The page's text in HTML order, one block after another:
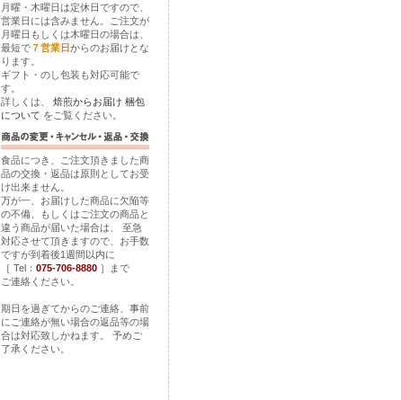
月曜・木曜日は定休日ですので、
営業日には含みません。ご注文が
月曜日もしくは木曜日の場合は、
最短で ７営業日からのお届けとな
ります。
ギフト・のし包装も対応可能で
す。
詳しくは、 焙煎からお届け 梱包
について をご覧ください。
食品につき、ご注文頂きました商
品の交換・返品は原則としてお受
け出来ません。
万が一、お届けした商品に欠陥等
の不備、もしくはご注文の商品と
違う商品が届いた場合は、 至急
対応させて頂きますので、お手数
ですが到着後1週間以内に
［ Tel： 075-706-8880 ］まで
ご連絡ください。
期日を過ぎてからのご連絡、事前
にご連絡が無い場合の返品等の場
合は対応致しかねます。 予めご
了承ください。